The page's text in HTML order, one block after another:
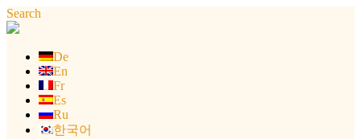
Aller
au
Search
De
En
Fr
Es
Ru
한국어